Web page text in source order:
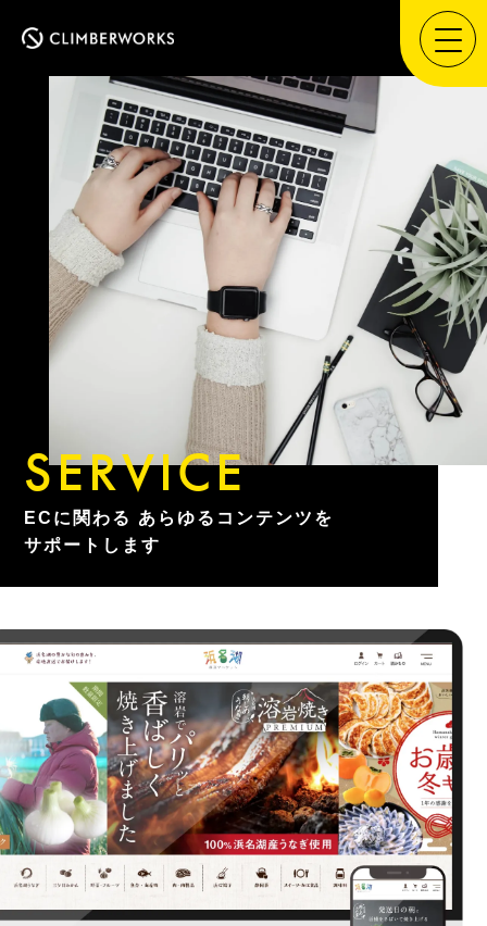
SERVICE
ECに関わる あらゆるコンテンツを
サポートします